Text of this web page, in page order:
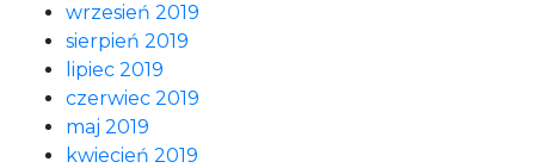
wrzesień 2019
sierpień 2019
lipiec 2019
czerwiec 2019
maj 2019
kwiecień 2019